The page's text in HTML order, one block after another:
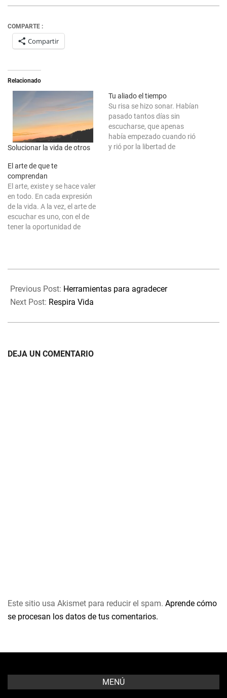
COMPARTE :
Compartir
Relacionado
Solucionar la vida de otros
Tu aliado el tiempo
Su risa se hizo sonar. Habían
pasado tantos días sin
escucharse, que apenas
había empezado cuando rió
y rió por la libertad de
El arte de que te
comprendan
El arte, existe y se hace valer
en todo. En cada expresión
de la vida. A la vez, el arte de
escuchar es uno, con el de
tener la oportunidad de
no seas capaz de hacerlo en
09-
26
Previous Post: Herramientas para agradecer
Next Post: Respira Vida
DEJA UN COMENTARIO
Este sitio usa Akismet para reducir el spam. Aprende cómo
se procesan los datos de tus comentarios.
MENÚ